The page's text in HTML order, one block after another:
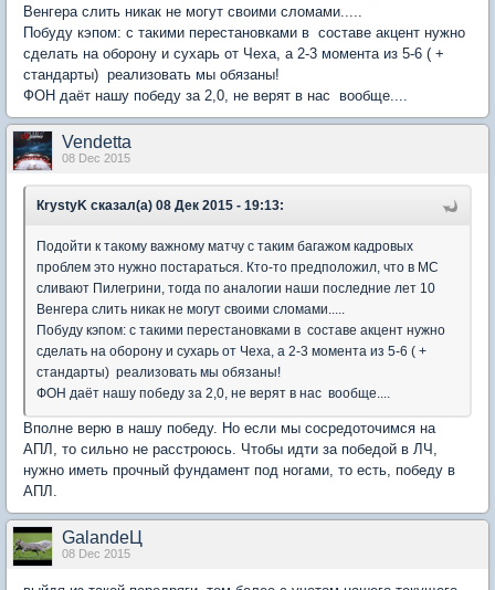
Венгера слить никак не могут своими сломами.....
Побуду кэпом: с такими перестановками в составе акцент нужно
сделать на оборону и сухарь от Чеха, а 2-3 момента из 5-6 ( +
стандарты) реализовать мы обязаны!
ФОН даёт нашу победу за 2,0, не верят в нас вообще....
Vendetta
08 Dec 2015
КrystyK сказал(а) 08 Дек 2015 - 19:13:
Подойти к такому важному матчу с таким багажом кадровых
проблем это нужно постараться. Кто-то предположил, что в МС
сливают Пилегрини, тогда по аналогии наши последние лет 10
Венгера слить никак не могут своими сломами.....
Побуду кэпом: с такими перестановками в составе акцент нужно
сделать на оборону и сухарь от Чеха, а 2-3 момента из 5-6 ( +
стандарты) реализовать мы обязаны!
ФОН даёт нашу победу за 2,0, не верят в нас вообще....
Вполне верю в нашу победу. Но если мы сосредоточимся на
АПЛ, то сильно не расстроюсь. Чтобы идти за победой в ЛЧ,
нужно иметь прочный фундамент под ногами, то есть, победу в
АПЛ.
GalandeЦ
08 Dec 2015